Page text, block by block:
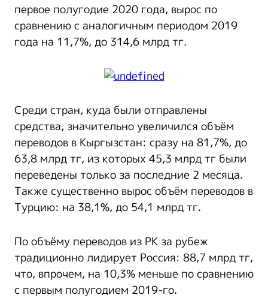
первое полугодие 2020 года, вырос по
сравнению с аналогичным периодом 2019
года на 11,7%, до 314,6 млрд тг.
Среди стран, куда были отправлены
средства, значительно увеличился объём
переводов в Кыргызстан: сразу на 81,7%, до
63,8 млрд тг, из которых 45,3 млрд тг были
переведены только за последние 2 месяца.
Также существенно вырос объём переводов в
Турцию: на 38,1%, до 54,1 млрд тг.
По объёму переводов из РК за рубеж
традиционно лидирует Россия: 88,7 млрд тг,
что, впрочем, на 10,3% меньше по сравнению
с первым полугодием 2019-го.